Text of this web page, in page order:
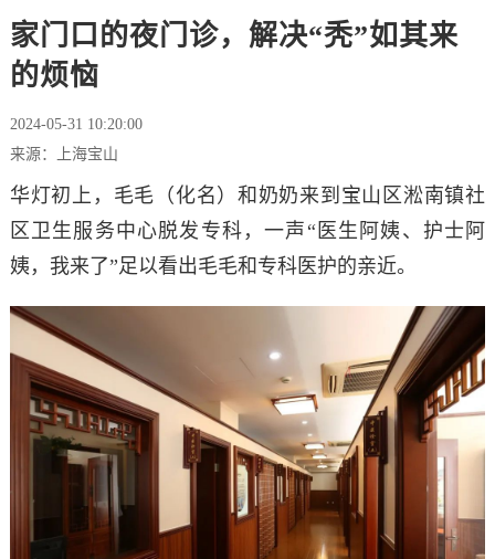
家门口的夜门诊，解决“秃”如其来
的烦恼
2024-05-31 10:20:00
来源：上海宝山
华灯初上，毛毛（化名）和奶奶来到宝山区淞南镇社
区卫生服务中心脱发专科，一声“医生阿姨、护士阿
姨，我来了”足以看出毛毛和专科医护的亲近。